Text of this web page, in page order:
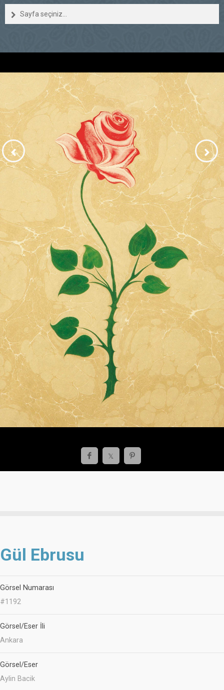
Sayfa seçiniz...
Gül Ebrusu
Görsel Numarası
#1192
Görsel/Eser İli
Ankara
Görsel/Eser
Aylin Bacik